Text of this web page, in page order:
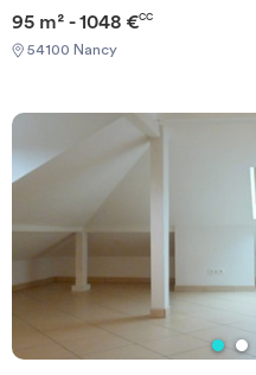
arboré ++ résidence sécurisée,
placard, très grand salon avec
PARKING en sous-sol - chauffage
95 m² - 1048 €CC
54100 Nancy